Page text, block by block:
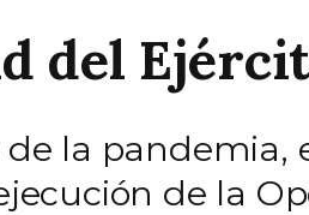
del
de la pandemia,
de la